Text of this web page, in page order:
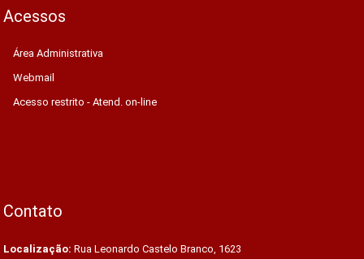
Acessos
Área Administrativa
Webmail
Acesso restrito - Atend. on-line
Contato
Localização: Rua Leonardo Castelo Branco, 1623